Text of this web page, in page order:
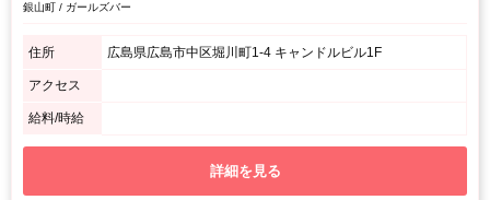
銀山町 / ガールズバー
住所 広島県広島市中区堀川町1-4 キャンドルビル1F
アクセス
給料/時給
詳細を見る